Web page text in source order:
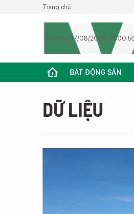
Trang chủ
Thứ Sáu, 07/08/2026,
BẤT ĐỘNG SẢN
DỮ LIỆU